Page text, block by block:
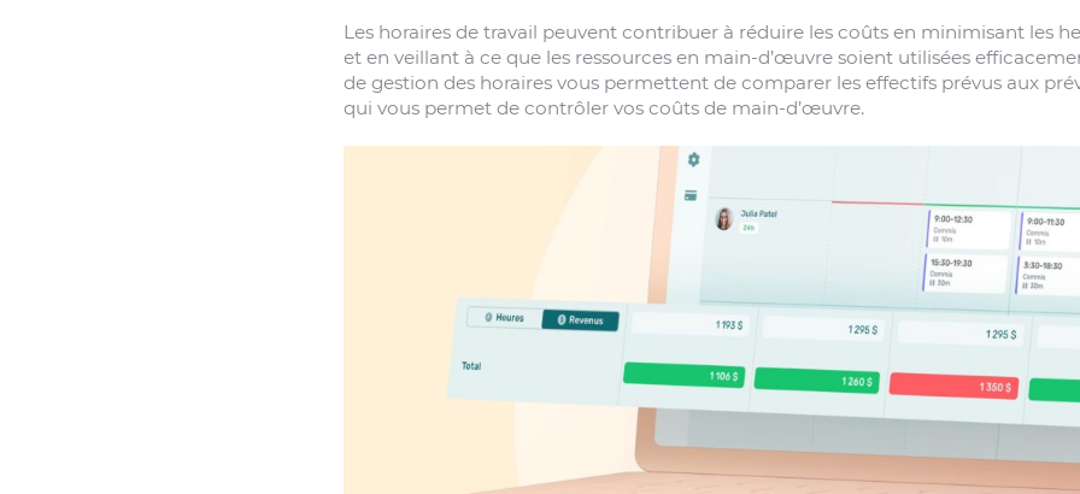
Les horaires de travail peuvent contribuer à réduire les coûts en minimisant les
et en veillant à ce que les ressources en main-d’œuvre soient utilisées
de gestion des horaires vous permettent de comparer les effectifs prévus aux
qui vous permet de contrôler vos coûts de main-d’œuvre.